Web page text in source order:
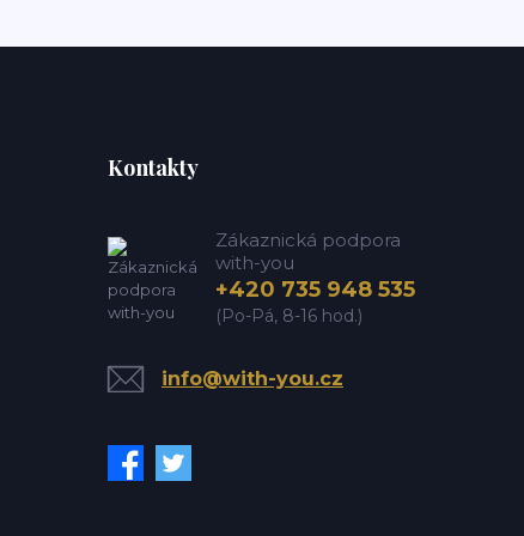
Kontakty
Zákaznická podpora
with-you
+420 735 948 535
(Po-Pá, 8-16 hod.)
info@with-you.cz